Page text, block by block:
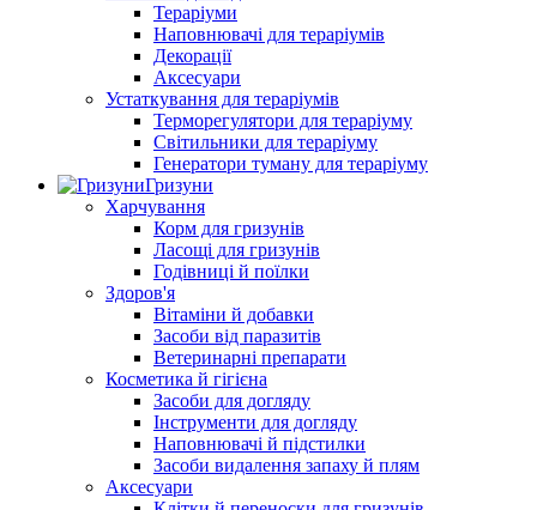
Тераріуми
Наповнювачі для тераріумів
Декорації
Аксесуари
Устаткування для тераріумів
Терморегулятори для тераріуму
Світильники для тераріуму
Генератори туману для тераріуму
Гризуни
Харчування
Корм для гризунів
Ласощі для гризунів
Годівниці й поїлки
Здоров'я
Вітаміни й добавки
Засоби від паразитів
Ветеринарні препарати
Косметика й гігієна
Засоби для догляду
Інструменти для догляду
Наповнювачі й підстилки
Засоби видалення запаху й плям
Аксесуари